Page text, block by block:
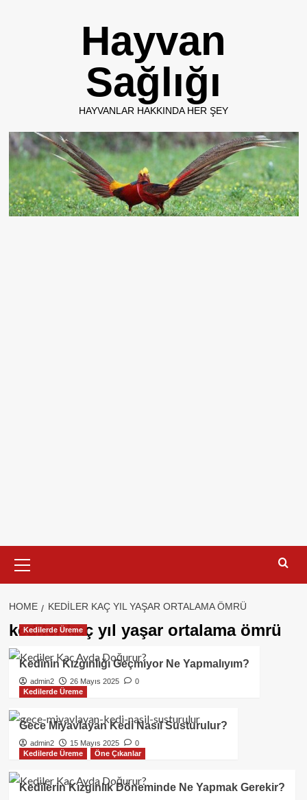
Hayvan
Sağlığı
HAYVANLAR HAKKINDA HER ŞEY
Menu
HOME KEDILER KAÇ YIL YAŞAR ORTALAMA ÖMRÜ
kediler kaç yıl yaşar ortalama ömrü
Kedilerde Üreme
Kedinin Kızgınlığı Geçmiyor Ne Yapmalıyım?
admin2 26 Mayıs 2025
0
Kedilerde Üreme
Gece Miyavlayan Kedi Nasıl Susturulur?
admin2 15 Mayıs 2025
0
Kedilerde Üreme
Öne Çıkanlar
Kedilerin Kızgınlık Döneminde Ne Yapmak Gerekir?